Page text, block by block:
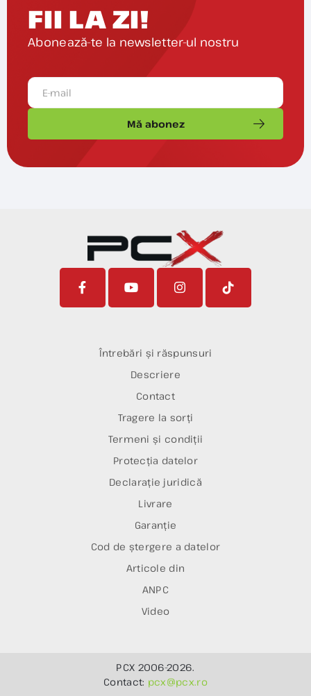
FII LA ZI!
Abonează-te la newsletter-ul nostru
Mă abonez
Întrebări și răspunsuri
Descriere
Contact
Tragere la sorți
Termeni și condiții
Protecția datelor
Declarație juridică
Livrare
Garanție
Cod de ștergere a datelor
Articole din
ANPC
Video
PCX 2006-2026.
Contact: pcx@pcx.ro